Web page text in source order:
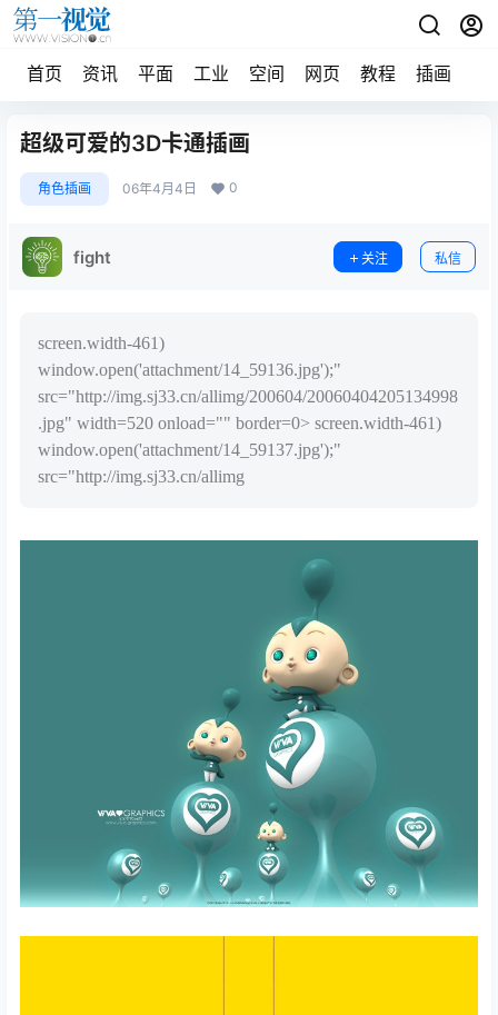
首页 资讯 平面 工业 空间 网页 教程 插画
超级可爱的3D卡通插画
角色插画 06年4月4日 0
fight 关注 私信
screen.width-461)
window.open('attachment/14_59136.jpg');"
src="http://img.sj33.cn/allimg/200604/20060404205134998
.jpg" width=520 onload="" border=0> screen.width-461)
window.open('attachment/14_59137.jpg');"
src="http://img.sj33.cn/allimg